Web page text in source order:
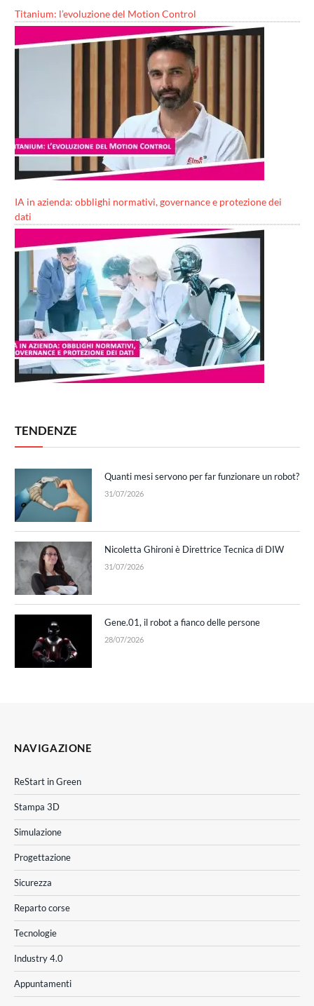
Titanium: l’evoluzione del Motion Control
IA in azienda: obblighi normativi, governance e protezione dei
dati
TENDENZE
Quanti mesi servono per far funzionare un robot?
31/07/2026
Nicoletta Ghironi è Direttrice Tecnica di DIW
31/07/2026
Gene.01, il robot a fianco delle persone
28/07/2026
NAVIGAZIONE
ReStart in Green
Stampa 3D
Simulazione
Progettazione
Sicurezza
Reparto corse
Tecnologie
Industry 4.0
Appuntamenti